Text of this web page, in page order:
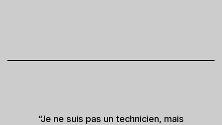
“Je ne suis pas un technicien, mais